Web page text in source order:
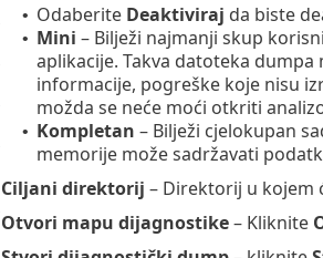
• Odaberite Deaktiviraj da biste
• Mini – Bilježi najmanji skup
aplikacije. Takva datoteka
informacije, pogreške koje nisu
možda se neće moći otkriti
• Kompletan – Bilježi cjelokupan
memorije može sadržavati
Ciljani direktorij – Direktorij u kojem
Otvori mapu dijagnostike– Kliknite